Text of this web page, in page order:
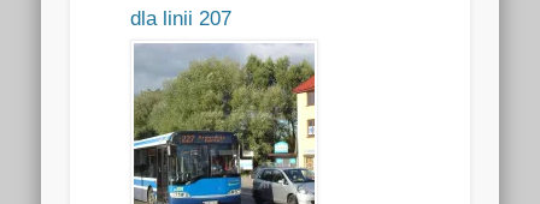
dla linii 207